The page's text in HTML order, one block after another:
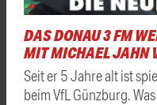
DAS DONAU 3 FM
MIT MICHAEL JAHN
Seit er 5 Jahre alt ist
beim VfL Günzburg.